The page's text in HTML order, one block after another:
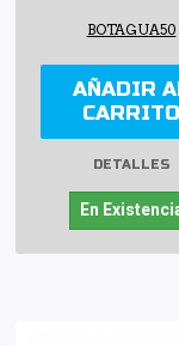
BOTAGUA50
AÑADIR
CARRITO
DETALLES
En